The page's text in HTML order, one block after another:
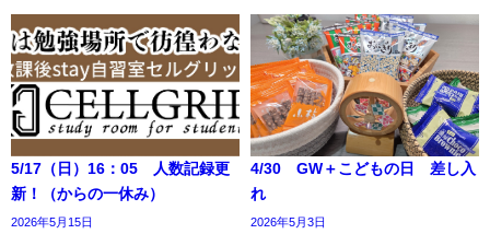
5/17（日）16：05 人数記録更
新！（からの一休み）
2026年5月15日
4/30 GW＋こどもの日 差し入
れ
2026年5月3日